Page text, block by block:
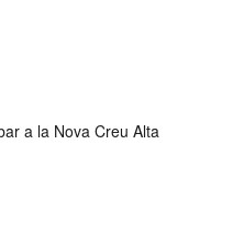
a la Nova Creu Alta